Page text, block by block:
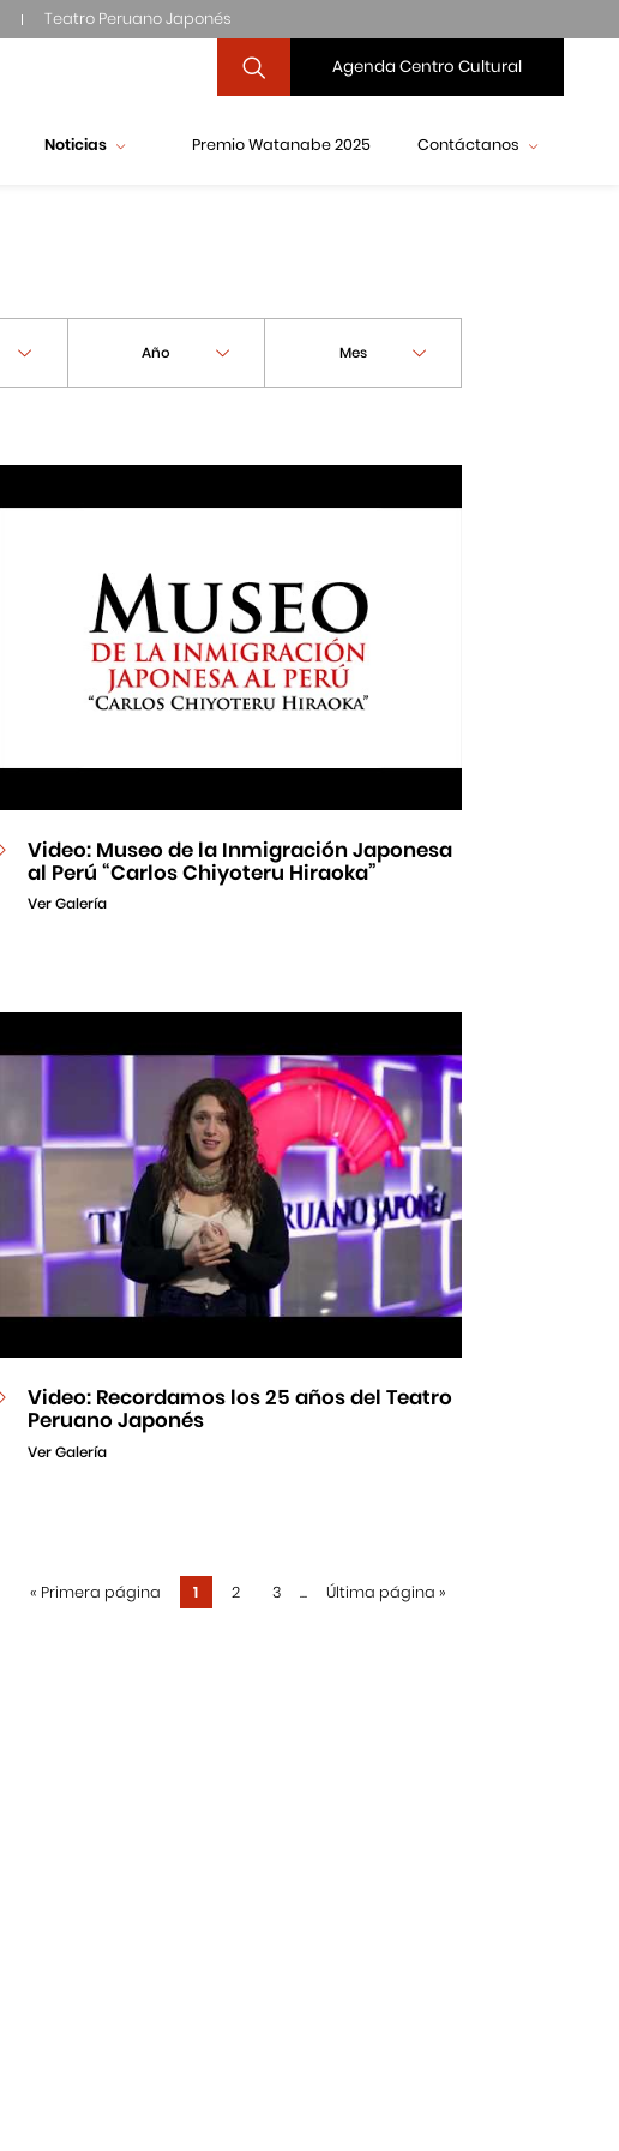
Teatro Peruano Japonés
Agenda Centro Cultural
Noticias Premio Watanabe 2025 Contáctanos
Año Mes
Video: Museo de la Inmigración Japonesa
al Perú “Carlos Chiyoteru Hiraoka”
Ver Galería
Video: Recordamos los 25 años del Teatro
Peruano Japonés
Ver Galería
« Primera página 1 2 3 ... Última página »